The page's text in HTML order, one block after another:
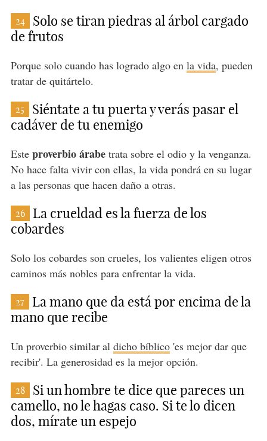
24
Solo se tiran piedras al árbol cargado
de frutos
Porque solo cuando has logrado algo en la vida, pueden
tratar de quitártelo.
25
Siéntate a tu puerta y verás pasar el
cadáver de tu enemigo
Este proverbio árabetrata sobre el odio y la venganza.
No hace falta vivir con ellas, la vida pondrá en su lugar
a las personas que hacen daño a otras.
26
La crueldad es la fuerza de los
cobardes
Solo los cobardes son crueles, los valientes eligen otros
caminos más nobles para enfrentar la vida.
27
La mano que da está por encima de la
mano que recibe
Un proverbio similar al dicho bíblico'es mejor dar que
recibir'. La generosidad es la mejor opción.
28
Si un hombre te dice que pareces un
camello, no le hagas caso. Si te lo dicen
dos, mírate un espejo